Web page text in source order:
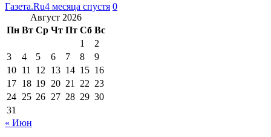
Газета.Ru4 месяца спустя 0
Август 2026
Пн Вт Ср Чт Пт Сб Вс
1
2
3
4 5 6 7 8
9
10 11 12 13 14 15 16
17 18 19 20 21 22 23
24 25 26 27 28 29 30
31
« Июн